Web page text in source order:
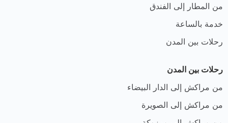
من المطار إلى الفندق
خدمة بالساعة
رحلات بين المدن
رحلات بين المدن
من مراكش إلى الدار البيضاء
من مراكش إلى الصويرة